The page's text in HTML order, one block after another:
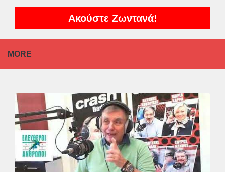
Ακούστε Ζωντανά!
MORE